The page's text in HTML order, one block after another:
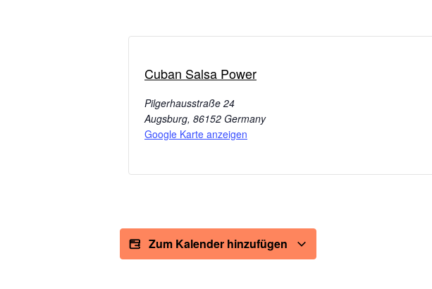
Cuban Salsa Power
Pilgerhausstraße 24
Augsburg, 86152 Germany
Google Karte anzeigen
Zum Kalender hinzufügen